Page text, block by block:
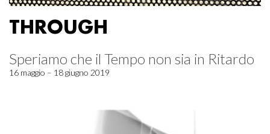
THROUGH
Speriamo che il Tempo non sia in Ritardo
16 maggio – 18 giugno 2019